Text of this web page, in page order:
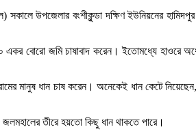
উপজেলার বংশীকুন্ডা দক্ষিণ ইউনিয়নের
একর বোরো জমি চাষাবাদ করেন। ইতোমধ্যে হাওরে
মানুষ ধান চাষ করেন। অনেকেই ধান কেটে
তীরে হয়তো কিছু ধান থাকতে পারে।